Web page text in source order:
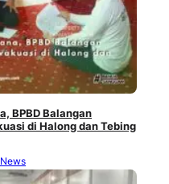
BPBD Balangan
di Halong dan Tebing
News